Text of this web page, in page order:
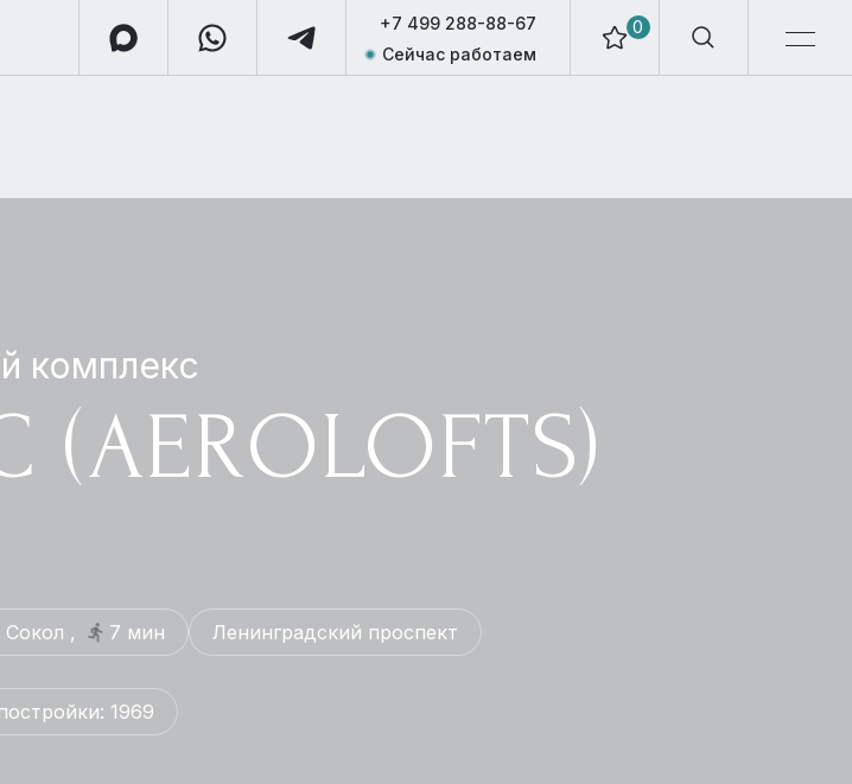
0
+7 499 288-88-67
Сейчас работаем
комплекс
Сокол , 7 мин Ленинградский проспект
1969